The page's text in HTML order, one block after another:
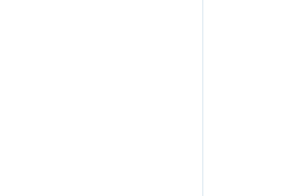
Six
Six